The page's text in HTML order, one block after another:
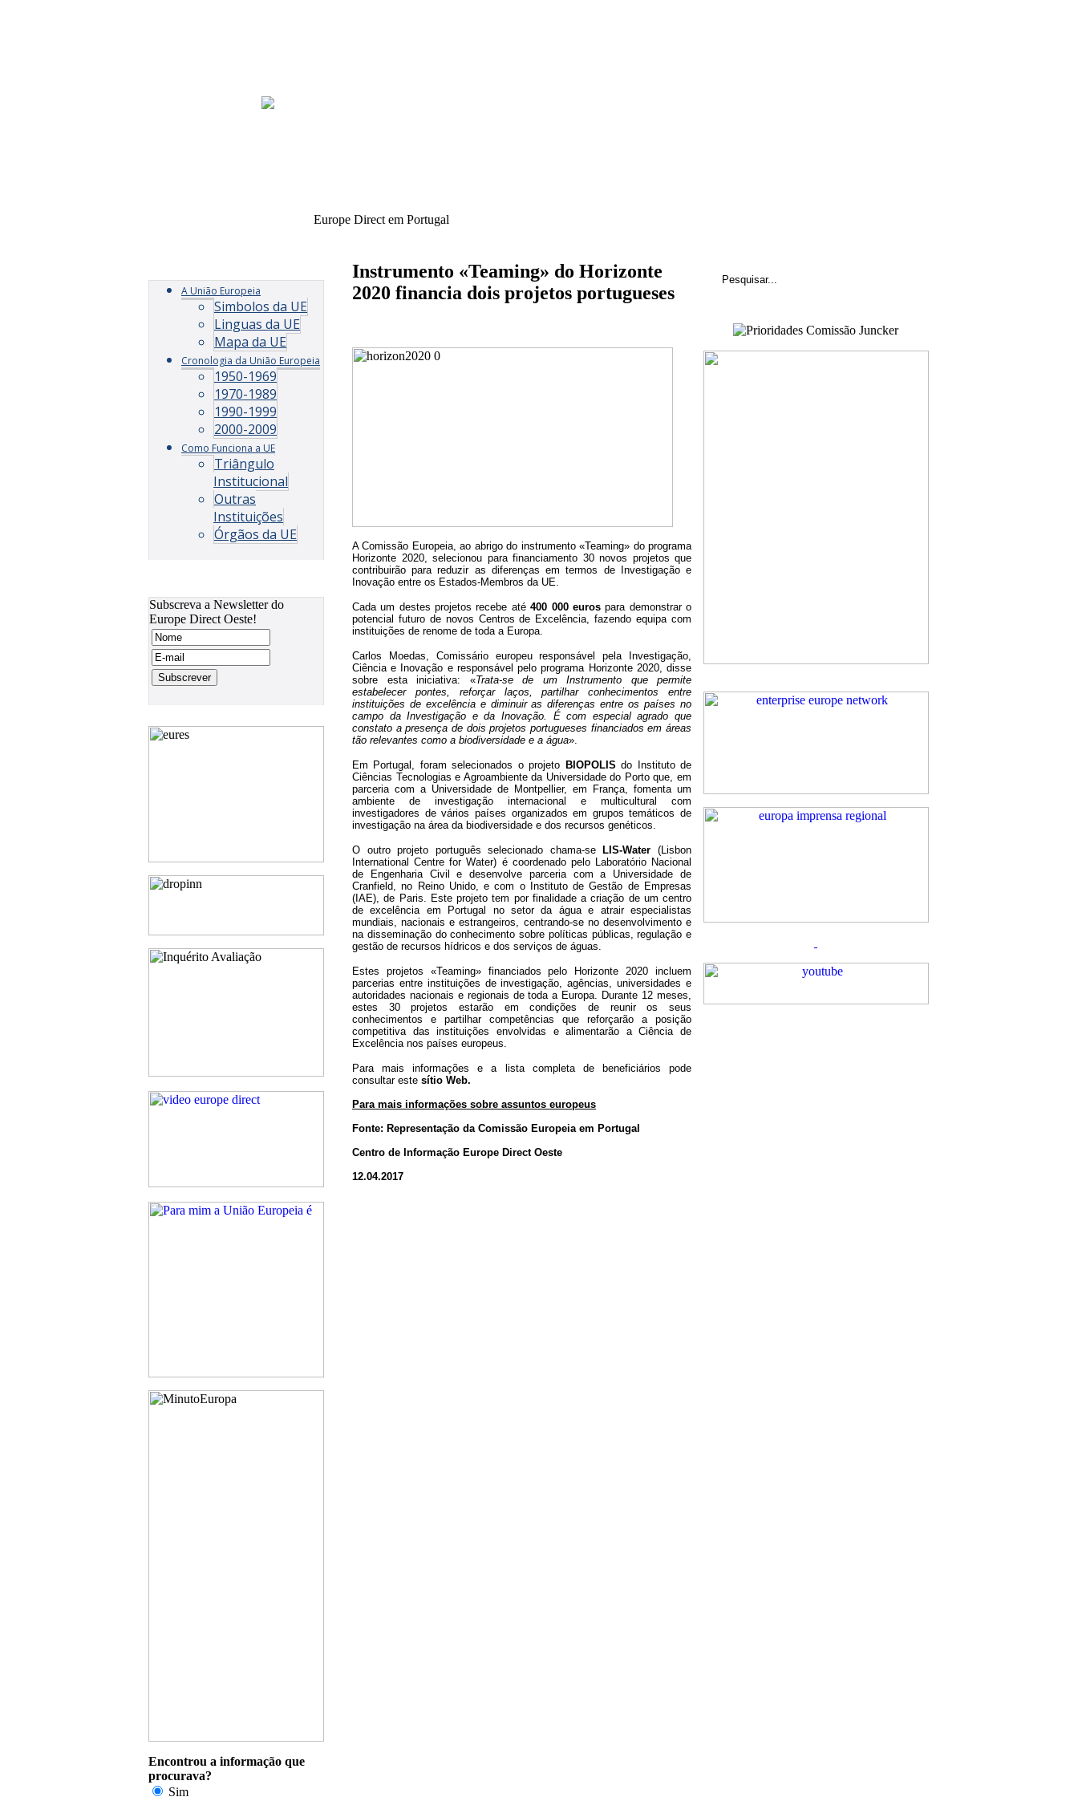
Europe Direct em Portugal
A União Europeia
Simbolos da UE
Linguas da UE
Mapa da UE
Cronologia da União Europeia
1950-1969
1970-1989
1990-1999
2000-2009
Como Funciona a UE
Triângulo
Institucional
Outras
Instituições
Órgãos da UE
Subscreva a Newsletter do
Europe Direct Oeste!
Encontrou a informação que
procurava?
Sim
Instrumento «Teaming» do Horizonte
2020 financia dois projetos portugueses
A Comissão Europeia, ao abrigo do instrumento «Teaming» do programa
Horizonte 2020, selecionou para financiamento 30 novos projetos que
contribuirão para reduzir as diferenças em termos de Investigação e
Inovação entre os Estados‑Membros da UE.
Cada um destes projetos recebe até400 000 eurospara demonstrar o
potencial futuro de novos Centros de Excelência, fazendo equipa com
instituições de renome de toda a Europa.
Carlos Moedas, Comissário europeu responsável pela Investigação,
Ciência e Inovação e responsável pelo programa Horizonte 2020, disse
sobre esta iniciativa: «Trata-se de um Instrumento que permite
estabelecer pontes, reforçar laços, partilhar conhecimentos entre
instituições de excelência e diminuir as diferenças entre os países no
campo da Investigação e da Inovação. É com especial agrado que
constato a presença de dois projetos portugueses financiados em áreas
tão relevantes como a biodiversidade e a água».
Em Portugal, foram selecionados o projeto BIOPOLIS do Instituto de
Ciências Tecnologias e Agroambiente da Universidade do Porto que, em
parceria com a Universidade de Montpellier, em França, fomenta um
ambiente de investigação internacional e multicultural com
investigadores de vários países organizados em grupos temáticos de
investigação na área da biodiversidade e dos recursos genéticos.
O outro projeto português selecionado chama-se LIS-Water (Lisbon
International Centre for Water) é coordenado pelo Laboratório Nacional
de Engenharia Civil e desenvolve parceria com a Universidade de
Cranfield, no Reino Unido, e com o Instituto de Gestão de Empresas
(IAE), de Paris. Este projeto tem por finalidade a criação de um centro
de excelência em Portugal no setor da água e atrair especialistas
mundiais, nacionais e estrangeiros, centrando-se no desenvolvimento e
na disseminação do conhecimento sobre políticas públicas, regulação e
gestão de recursos hídricos e dos serviços de águas.
Estes projetos «Teaming» financiados pelo Horizonte 2020 incluem
parcerias entre instituições de investigação, agências, universidades e
autoridades nacionais e regionais de toda a Europa. Durante 12 meses,
estes 30 projetos estarão em condições de reunir os seus
conhecimentos e partilhar competências que reforçarão a posição
competitiva das instituições envolvidas e alimentarão a Ciência de
Excelência nos países europeus.
Para mais informações e a lista completa de beneficiários pode
consultar este sítio Web.
Para mais informações sobre assuntos europeus
Fonte: Representação da Comissão Europeia em Portugal
Centro de Informação Europe Direct Oeste
12.04.2017